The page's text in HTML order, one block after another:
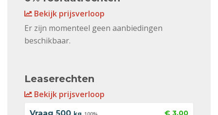
Bekijk prijsverloop
Er zijn momenteel geen aanbiedingen
beschikbaar.
Leaserechten
Bekijk prijsverloop
€ 3,00